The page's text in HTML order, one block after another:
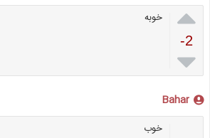

-2

خوبه
Bahar
خوب